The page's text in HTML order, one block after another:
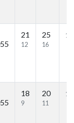
21
12
25
16
18
9
20
11